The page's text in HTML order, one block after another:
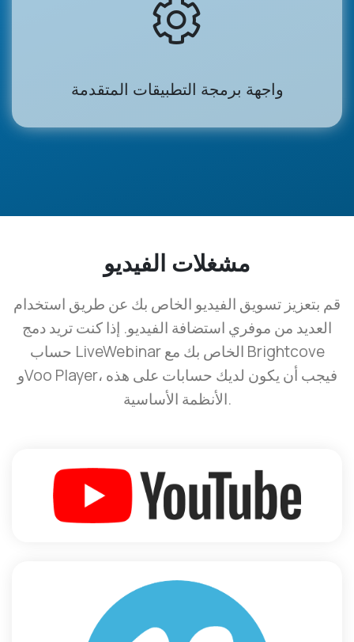
واجهة برمجة التطبيقات المتقدمة
مشغلات الفيديو
قم بتعزيز تسويق الفيديو الخاص بك عن طريق استخدام
العديد من موفري استضافة الفيديو. إذا كنت تريد دمج
حساب LiveWebinar الخاص بك مع Brightcove
وVoo Player، فيجب أن يكون لديك حسابات على هذه
الأنظمة الأساسية.